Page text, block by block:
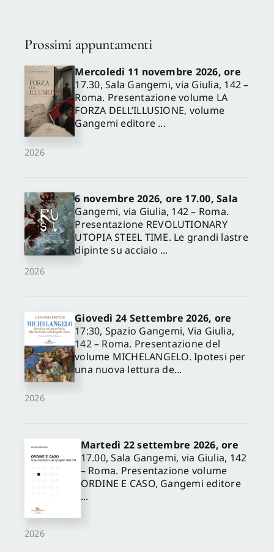
Prossimi appuntamenti
2026
Mercoledì 11 novembre 2026, ore
17.30, Sala Gangemi, via Giulia, 142 –
Roma. Presentazione volume LA
FORZA DELL’ILLUSIONE, volume
Gangemi editore ...
2026
6 novembre 2026, ore 17.00, Sala
Gangemi, via Giulia, 142 – Roma.
Presentazione REVOLUTIONARY
UTOPIA STEEL TIME. Le grandi lastre
dipinte su acciaio ...
2026
Giovedì 24 Settembre 2026, ore
17:30, Spazio Gangemi, Via Giulia,
142 – Roma. Presentazione del
volume MICHELANGELO. Ipotesi per
una nuova lettura de...
2026
Martedì 22 settembre 2026, ore
17.00, Sala Gangemi, via Giulia, 142
– Roma. Presentazione volume
ORDINE E CASO, Gangemi editore
...